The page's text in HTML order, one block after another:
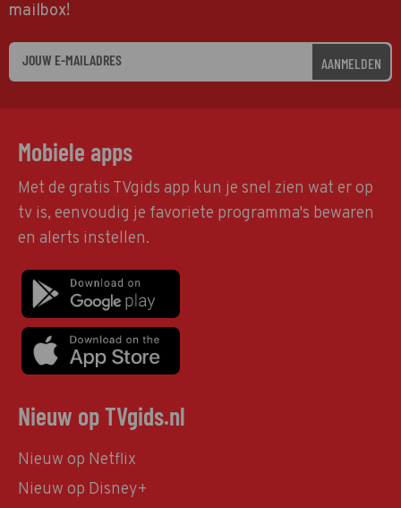
mailbox!
AANMELDEN
Mobiele apps
Met de gratis TVgids app kun je snel zien wat er op
tv is, eenvoudig je favoriete programma's bewaren
en alerts instellen.
Nieuw op TVgids.nl
Nieuw op Netflix
Nieuw op Disney+